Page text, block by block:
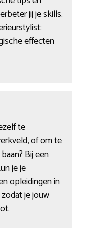
jij je skills.
effecten
te
of om te
Bij een
je je
opleidingen in
je jouw